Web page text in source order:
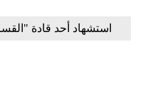
استشهاد أحد قادة